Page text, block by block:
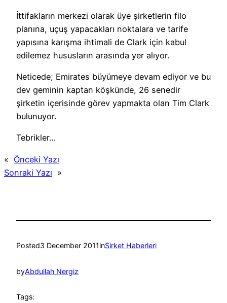
İttifakların merkezi olarak üye şirketlerin filo
planına, uçuş yapacakları noktalara ve tarife
yapısına karışma ihtimali de Clark için kabul
edilemez hususların arasında yer alıyor.
Neticede; Emirates büyümeye devam ediyor ve bu
dev geminin kaptan köşkünde, 26 senedir
şirketin içerisinde görev yapmakta olan Tim Clark
bulunuyor.
Tebrikler…
« Önceki Yazı
Sonraki Yazı »
Posted3 December 2011inSirket Haberleri
byAbdullah Nergiz
Tags: